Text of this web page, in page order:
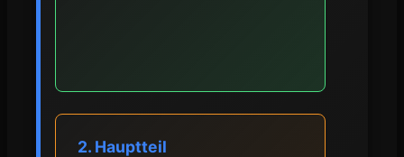
2. Hauptteil